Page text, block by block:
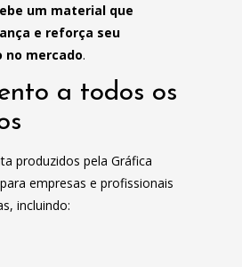
um material que
e reforça seu
no mercado.
a todos os
produzidos pela Gráfica
empresas e profissionais
incluindo: